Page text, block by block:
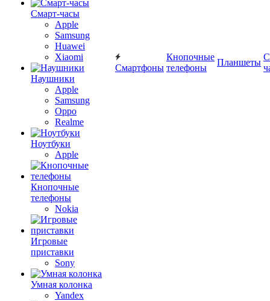
Смарт-часы
Apple
Samsung
Huawei
Xiaomi
Наушники
Apple
Samsung
Oppo
Realme
Ноутбуки
Apple
Кнопочные
телефоны
Nokia
Игровые
приставки
Sony
Умная колонка
Yandex
Смартфоны
Кнопочные
телефоны
Планшеты